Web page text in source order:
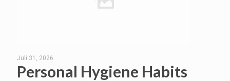
Juli 31, 2026
Personal Hygiene Habits